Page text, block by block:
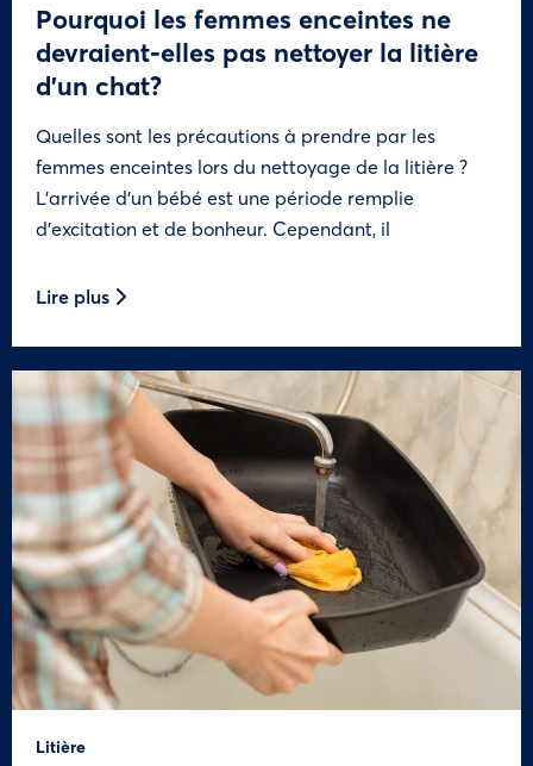
Pourquoi les femmes enceintes ne
devraient-elles pas nettoyer la litière
d’un chat?
Quelles sont les précautions à prendre par les
femmes enceintes lors du nettoyage de la litière ?
L’arrivée d’un bébé est une période remplie
d’excitation et de bonheur. Cependant, il
Lire plus
Litière